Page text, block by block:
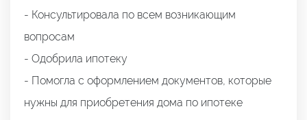
- Консультировала по всем возникающим
вопросам
- Одобрила ипотеку
- Помогла с оформлением документов, которые
нужны для приобретения дома по ипотеке